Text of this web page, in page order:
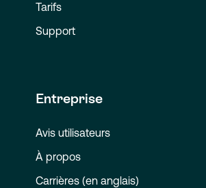
Tarifs
Support
Entreprise
Avis utilisateurs
À propos
Carrières (en anglais)